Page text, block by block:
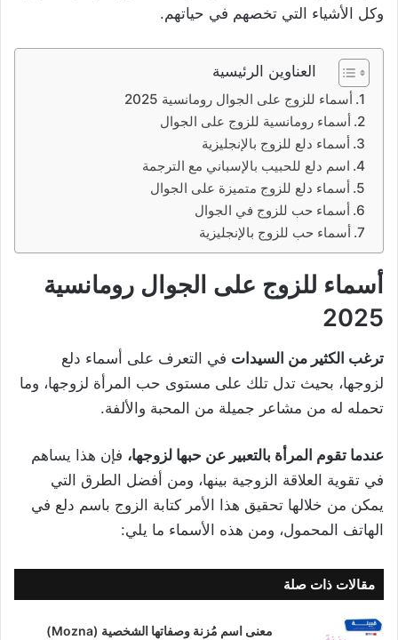
وكل الأشياء التي تخصهم في حياتهم.
العناوين الرئيسية
أسماء للزوج على الجوال رومانسية 2025
أسماء رومانسية للزوج على الجوال
أسماء دلع للزوج بالإنجليزية
اسم دلع للحبيب بالإسباني مع الترجمة
أسماء دلع للزوج متميزة على الجوال
أسماء حب للزوج في الجوال
أسماء حب للزوج بالإنجليزية
أسماء للزوج على الجوال رومانسية
2025
ترغب الكثير من السيدات في التعرف على أسماء دلع
لزوجها، بحيث تدل تلك على مستوى حب المرأة لزوجها، وما
تحمله له من مشاعر جميلة من المحبة والألفة.
عندما تقوم المرأة بالتعبير عن حبها لزوجها، فإن هذا يساهم
في تقوية العلاقة الزوجية بينها، ومن أفضل الطرق التي
يمكن من خلالها تحقيق هذا الأمر كتابة الزوج باسم دلع في
الهاتف المحمول، ومن هذه الأسماء ما يلي:
مقالات ذات صلة
معنى اسم مُزنة وصفاتها الشخصية (Mozna)